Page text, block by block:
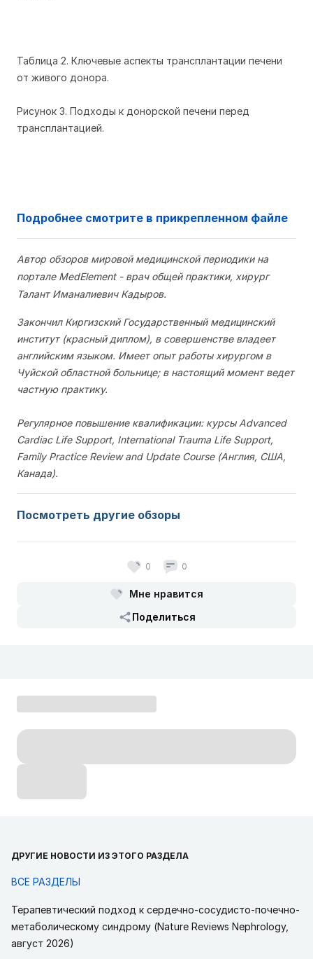
Таблица 2. Ключевые аспекты трансплантации печени
от живого донора.
Рисунок 3. Подходы к донорской печени перед
трансплантацией.
Подробнее смотрите в прикрепленном файле
Автор обзоров мировой медицинской периодики на
портале MedElement - врач общей практики, хирург
Талант Иманалиевич Кадыров.
Закончил Киргизский Государственный медицинский
институт (красный диплом), в совершенстве владеет
английским языком. Имеет опыт работы хирургом в
Чуйской областной больнице; в настоящий момент ведет
частную практику.
Регулярное повышение квалификации: курсы Advanced
Cardiac Life Support, International Trauma Life Support,
Family Practice Review and Update Course (Англия, США,
Канада).
Посмотреть другие обзоры
0 0
Мне нравится
Поделиться
ДРУГИЕ НОВОСТИ ИЗ ЭТОГО РАЗДЕЛА
ВСЕ РАЗДЕЛЫ
Терапевтический подход к сердечно-сосудисто-почечно-
метаболическому синдрому (Nature Reviews Nephrology,
август 2026)